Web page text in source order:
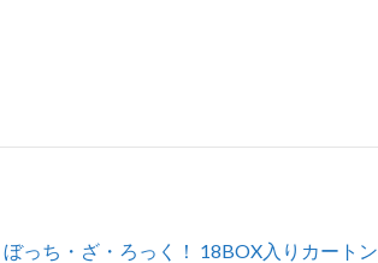
っち・ざ・ろっく！ 18BOX入りカートン